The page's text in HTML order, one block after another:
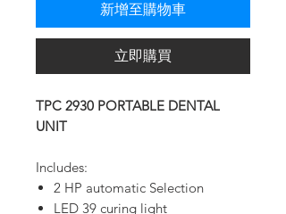
新增至購物車
立即購買
TPC 2930 PORTABLE DENTAL
UNIT
Includes:
2 HP automatic Selection
LED 39 curing light